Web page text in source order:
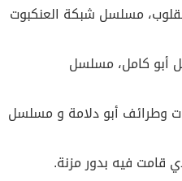
مسلسل شبكة العنكبوت
مسلسل أبو كامل، مسلسل
وطرائف أبو دلامة و مسلسل